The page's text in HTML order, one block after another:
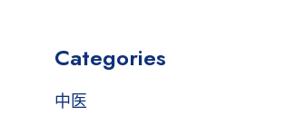
Categories
中医